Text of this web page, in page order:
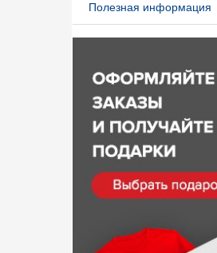
Полезная информация